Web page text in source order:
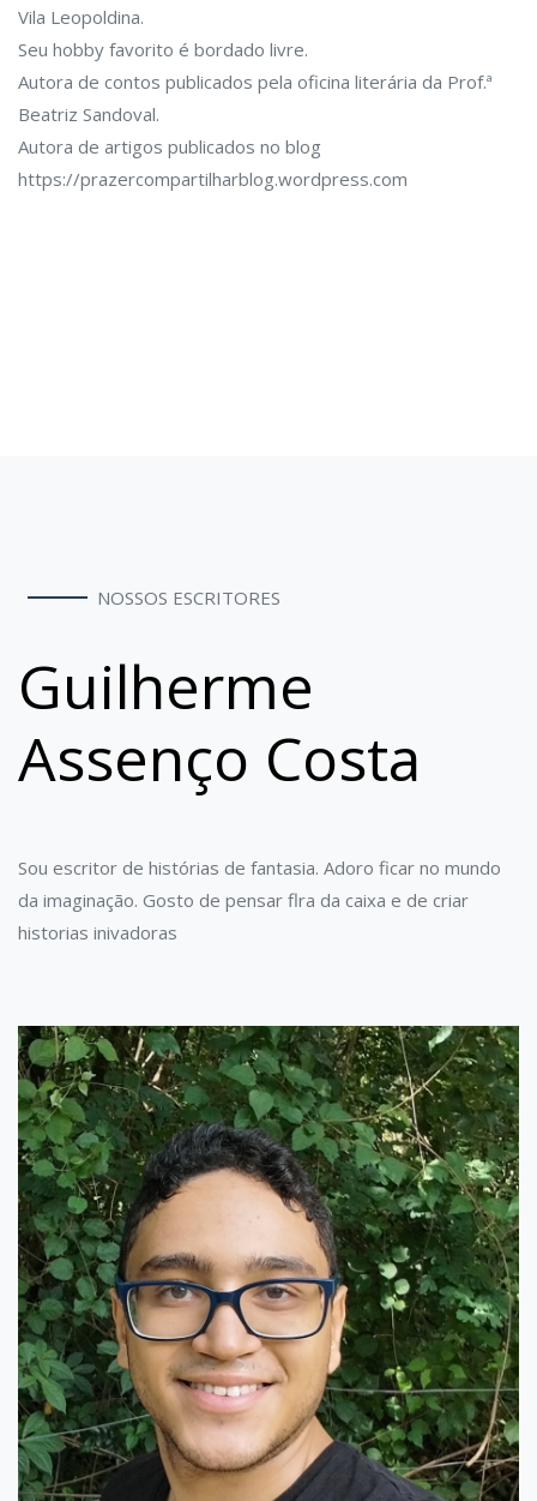
Vila Leopoldina.
Seu hobby favorito é bordado livre.
Autora de contos publicados pela oficina literária da Prof.ª
Beatriz Sandoval.
Autora de artigos publicados no blog
https://prazercompartilharblog.wordpress.com
NOSSOS ESCRITORES
Guilherme
Assenço Costa
Sou escritor de histórias de fantasia. Adoro ficar no mundo
da imaginação. Gosto de pensar flra da caixa e de criar
historias inivadoras